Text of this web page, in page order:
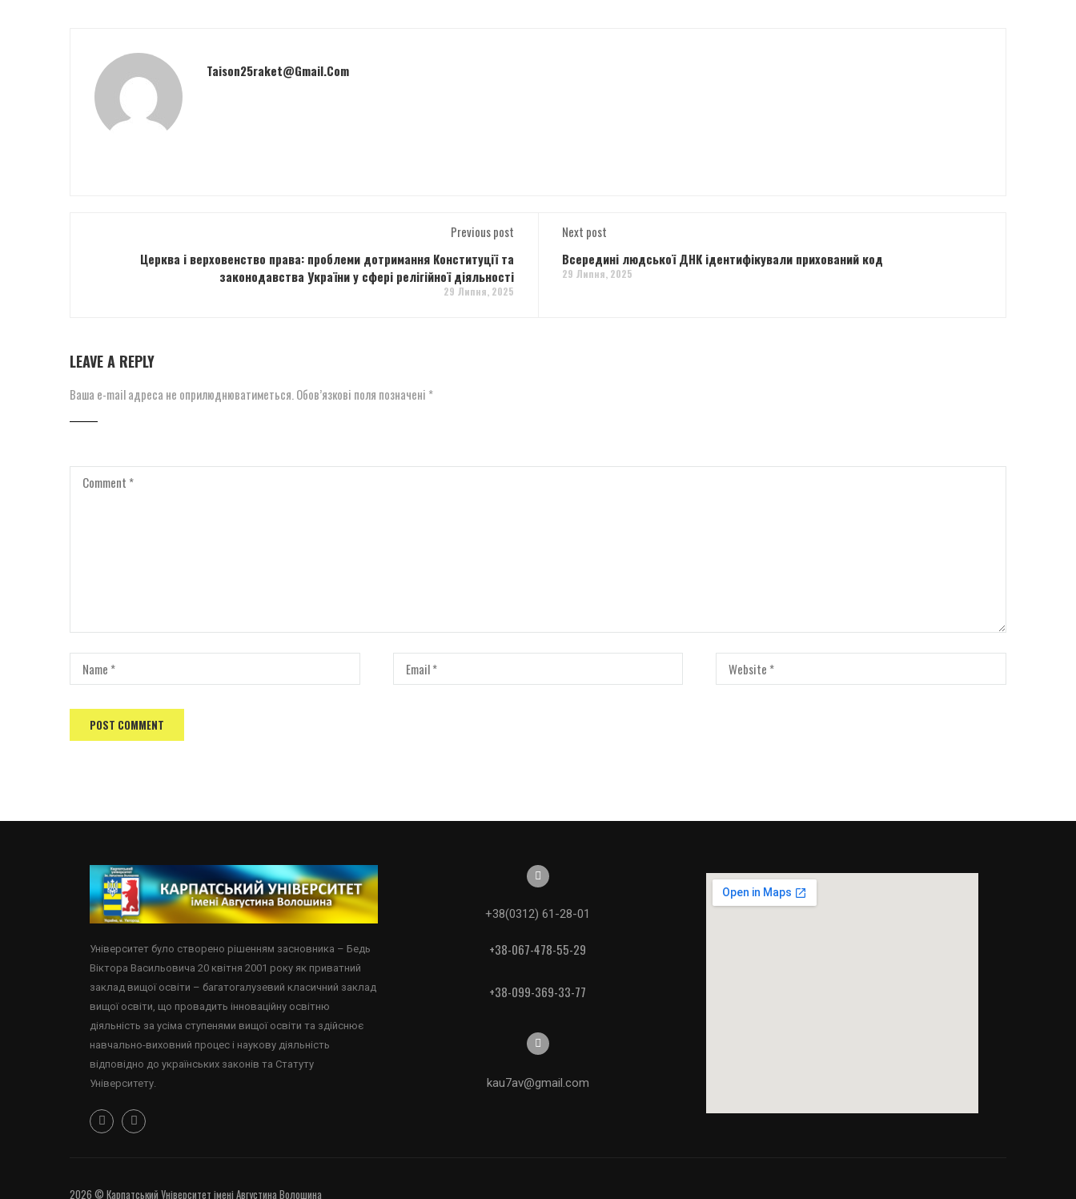
Taison25raket@gmail.com
Previous post
Церква і верховенство права: проблеми дотримання Конституції та
законодавства України у сфері релігійної діяльності
29 Липня, 2025
Next post
Всередині людської ДНК ідентифікували прихований код
29 Липня, 2025
LEAVE A REPLY
Ваша e-mail адреса не оприлюднюватиметься. Обов’язкові поля позначені *
Університет було створено рішенням засновника – Бедь
Віктора Васильовича 20 квітня 2001 року як приватний
заклад вищої освіти – багатогалузевий класичний заклад
вищої освіти, що провадить інноваційну освітню
діяльність за усіма ступенями вищої освіти та здійснює
навчально-виховний процес і наукову діяльність
відповідно до українських законів та Статуту
Університету.
+38(0312) 61-28-01
+38-067-478-55-29
+38-099-369-33-77
kau7av@gmail.com
2026 © Карпатський Університет імені Августина Волошина